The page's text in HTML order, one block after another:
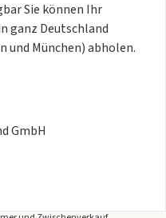
Sie können Ihr
ganz Deutschland
und München) abholen.
GmbH